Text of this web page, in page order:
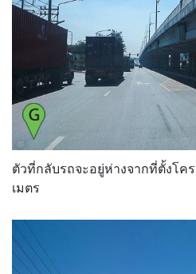
ตัวที่กลับรถจะอยู่ห่างจากที่ตั้งโค
เมตร